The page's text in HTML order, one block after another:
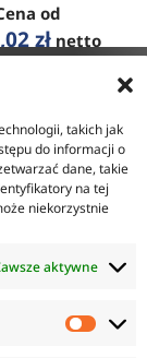
takich jak
do informacji o
dane, takie
na tej
niekorzystnie
aktywne
od
zł netto